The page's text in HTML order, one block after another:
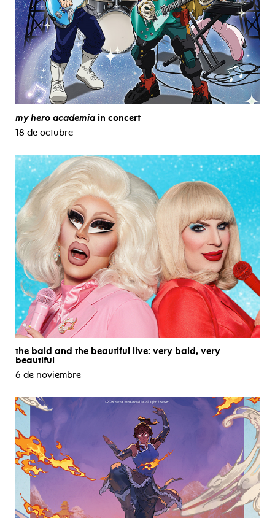
my hero academia in concert
18 de octubre
the bald and the beautiful live: very bald, very
beautiful
6 de noviembre